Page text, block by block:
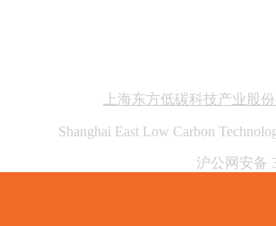
上海东方低碳科技产业股
Shanghai East Low Carbon
沪公网安备